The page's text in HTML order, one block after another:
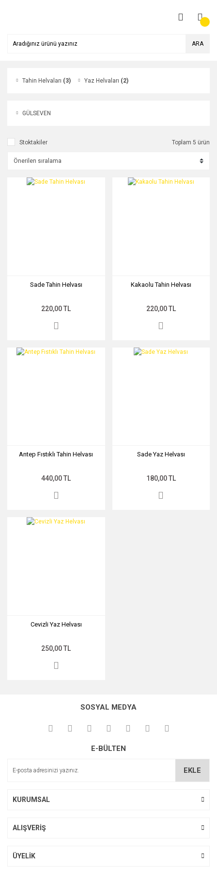
ARA
Tahin Helvaları (3) Yaz Helvaları (2)
GÜLSEVEN
Stoktakiler Toplam 5 ürün
Sade Tahin Helvası
220,00 TL
Kakaolu Tahin Helvası
220,00 TL
Antep Fıstıklı Tahin Helvası
440,00 TL
Sade Yaz Helvası
180,00 TL
Cevizli Yaz Helvası
250,00 TL
SOSYAL MEDYA
E-BÜLTEN
EKLE
KURUMSAL
ALIŞVERİŞ
ÜYELİK